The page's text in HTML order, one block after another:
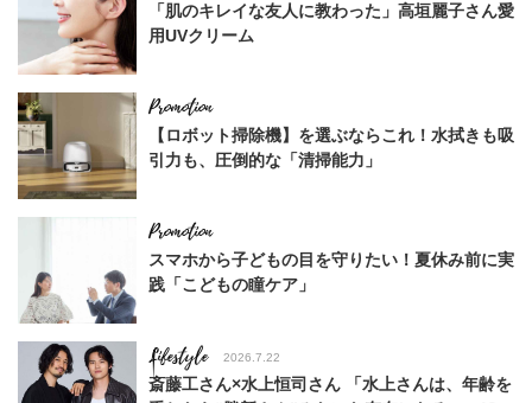
「肌のキレイな友人に教わった」高垣麗子さん愛
用UVクリーム
【ロボット掃除機】を選ぶならこれ！水拭きも吸
引力も、圧倒的な「清掃能力」
スマホから子どもの目を守りたい！夏休み前に実
践「こどもの瞳ケア」
Lifestyle 2026.7.22
斎藤工さん×水上恒司さん 「水上さんは、年齢を